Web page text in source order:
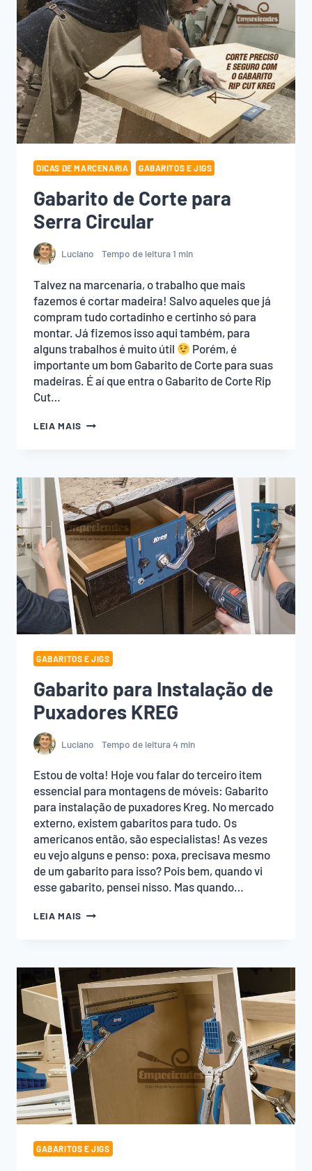
MEIA
ESQUADRIA
COM
SERROTE
JAPONÊS
DICAS DE MARCENARIA GABARITOS E JIGS
Gabarito de Corte para
Serra Circular
Luciano Tempo de leitura1 min
Talvez na marcenaria, o trabalho que mais
fazemos é cortar madeira! Salvo aqueles que já
compram tudo cortadinho e certinho só para
montar. Já fizemos isso aqui também, para
alguns trabalhos é muito útil
Porém, é
importante um bom Gabarito de Corte para suas
madeiras. É aí que entra o Gabarito de Corte Rip
Cut…
LEIA MAIS GABARITO
SERRA
CIRCULAR
GABARITOS E JIGS
Gabarito para Instalação de
Puxadores KREG
Luciano Tempo de leitura4 min
Estou de volta! Hoje vou falar do terceiro item
essencial para montagens de móveis: Gabarito
para instalação de puxadores Kreg. No mercado
externo, existem gabaritos para tudo. Os
americanos então, são especialistas! As vezes
eu vejo alguns e penso: poxa, precisava mesmo
de um gabarito para isso? Pois bem, quando vi
esse gabarito, pensei nisso. Mas quando…
LEIA MAIS GABARITO
PUXADORES
KREG
GABARITOS E JIGS